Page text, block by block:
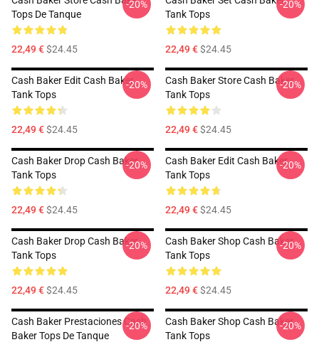
Tops De Tanque
22,49 €$24.45
-20%
Tank Tops
22,49 €$24.45
-20%
Cash Baker Edit Cash Baker
Tank Tops
22,49 €$24.45
-20%
Cash Baker Store Cash Baker
Tank Tops
22,49 €$24.45
-20%
Cash Baker Drop Cash Baker
Tank Tops
22,49 €$24.45
-20%
Cash Baker Edit Cash Baker
Tank Tops
22,49 €$24.45
-20%
Cash Baker Drop Cash Baker
Tank Tops
22,49 €$24.45
-20%
Cash Baker Shop Cash Baker
Tank Tops
22,49 €$24.45
-20%
Cash Baker Prestaciones Cash
Baker Tops De Tanque
-20%
Cash Baker Shop Cash Baker
Tank Tops
-20%